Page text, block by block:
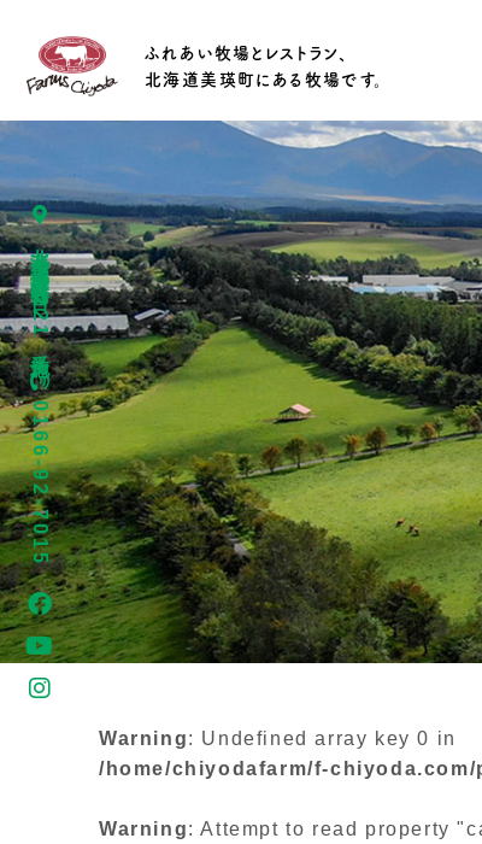
ふれあい牧場とレストラン、
北海道美瑛町にある牧場です。
北海道上川郡美瑛町春日台4221番地
0166-92-7015
Warning: Undefined array key 0 in
/home/chiyodafarm/f-
Warning: Attempt to read property